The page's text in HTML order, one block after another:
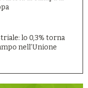
lo 0,3% torna
nell’Unione